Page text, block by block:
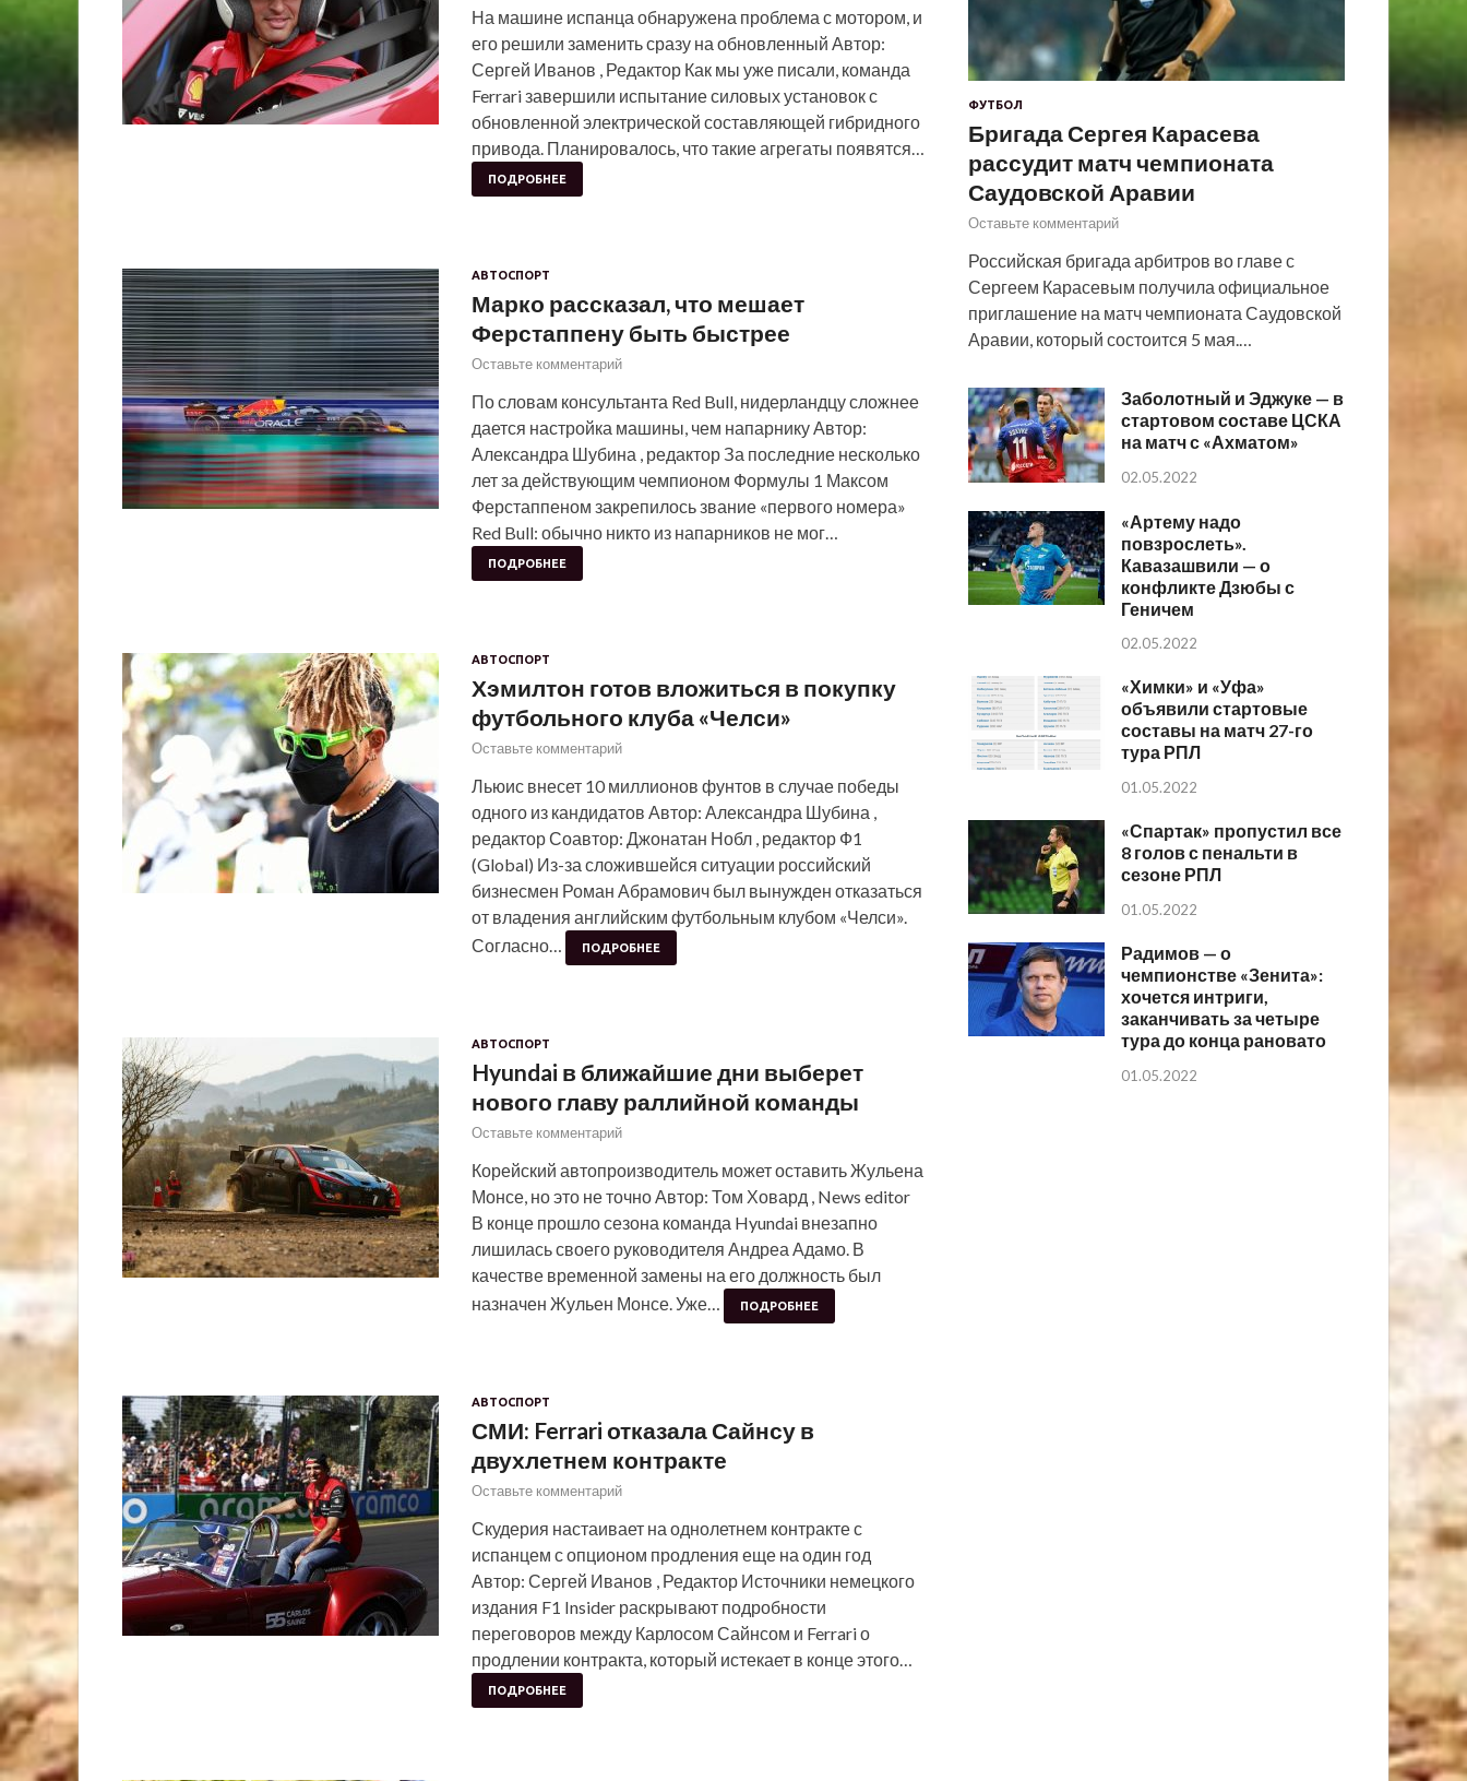
На машине испанца обнаружена проблема с мотором, и
его решили заменить сразу на обновленный Автор:
Сергей Иванов , Редактор Как мы уже писали, команда
Ferrari завершили испытание силовых установок с
обновленной электрической составляющей гибридного
привода. Планировалось, что такие агрегаты появятся…
ПОДРОБНЕЕ
АВТОСПОРТ
Марко рассказал, что мешает
Ферстаппену быть быстрее
Оставьте комментарий
По словам консультанта Red Bull, нидерландцу сложнее
дается настройка машины, чем напарнику Автор:
Александра Шубина , редактор За последние несколько
лет за действующим чемпионом Формулы 1 Максом
Ферстаппеном закрепилось звание «первого номера»
Red Bull: обычно никто из напарников не мог…
ПОДРОБНЕЕ
АВТОСПОРТ
Хэмилтон готов вложиться в покупку
футбольного клуба «Челси»
Оставьте комментарий
Льюис внесет 10 миллионов фунтов в случае победы
одного из кандидатов Автор: Александра Шубина ,
редактор Соавтор: Джонатан Нобл , редактор Ф1
(Global) Из-за сложившейся ситуации российский
бизнесмен Роман Абрамович был вынужден отказаться
от владения английским футбольным клубом «Челси».
Согласно…
ПОДРОБНЕЕ
АВТОСПОРТ
Hyundai в ближайшие дни выберет
нового главу раллийной команды
Оставьте комментарий
Корейский автопроизводитель может оставить Жульена
Монсе, но это не точно Автор: Том Ховард , News editor
В конце прошло сезона команда Hyundai внезапно
лишилась своего руководителя Андреа Адамо. В
качестве временной замены на его должность был
назначен Жульен Монсе. Уже…
ПОДРОБНЕЕ
АВТОСПОРТ
СМИ: Ferrari отказала Сайнсу в
двухлетнем контракте
Оставьте комментарий
Скудерия настаивает на однолетнем контракте с
испанцем с опционом продления еще на один год
Автор: Сергей Иванов , Редактор Источники немецкого
издания F1 Insider раскрывают подробности
переговоров между Карлосом Сайнсом и Ferrari о
продлении контракта, который истекает в конце этого…
ПОДРОБНЕЕ
ФУТБОЛ
Бригада Сергея Карасева
рассудит матч чемпионата
Саудовской Аравии
Оставьте комментарий
Российская бригада арбитров во главе с
Сергеем Карасевым получила официальное
приглашение на матч чемпионата Саудовской
Аравии, который состоится 5 мая.…
Заболотный и Эджуке — в
стартовом составе ЦСКА
на матч с «Ахматом»
02.05.2022
«Артему надо
повзрослеть».
Кавазашвили — о
конфликте Дзюбы с
Геничем
02.05.2022
«Химки» и «Уфа»
объявили стартовые
составы на матч 27-го
тура РПЛ
01.05.2022
«Спартак» пропустил все
8 голов с пенальти в
сезоне РПЛ
01.05.2022
Радимов — о
чемпионстве «Зенита»:
хочется интриги,
заканчивать за четыре
тура до конца рановато
01.05.2022